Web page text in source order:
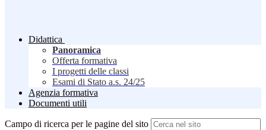
Didattica
Panoramica
Offerta formativa
I progetti delle classi
Esami di Stato a.s. 24/25
Agenzia formativa
Documenti utili
Campo di ricerca per le pagine del sito